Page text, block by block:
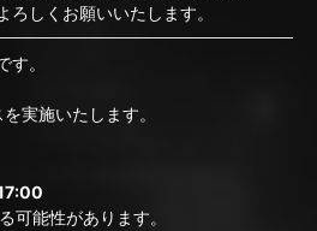
ろしくお願いいたします。
す。
実施いたします。
能性があります。